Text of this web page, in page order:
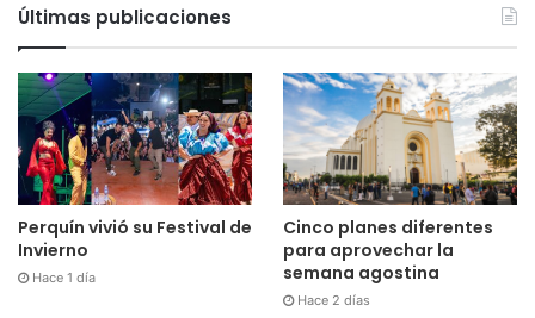
Últimas publicaciones
Perquín vivió su Festival de
Invierno
Hace 1 día
Cinco planes diferentes
para aprovechar la
semana agostina
Hace 2 días